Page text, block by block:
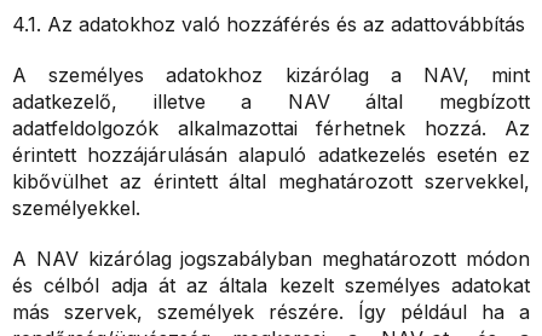
4.1. Az adatokhoz való hozzáférés és az adattovábbítás
A személyes adatokhoz kizárólag a NAV, mint
adatkezelő, illetve a NAV által megbízott
adatfeldolgozók alkalmazottai férhetnek hozzá. Az
érintett hozzájárulásán alapuló adatkezelés esetén ez
kibővülhet az érintett által meghatározott szervekkel,
személyekkel.
A NAV kizárólag jogszabályban meghatározott módon
és célból adja át az általa kezelt személyes adatokat
más szervek, személyek részére. Így például ha a